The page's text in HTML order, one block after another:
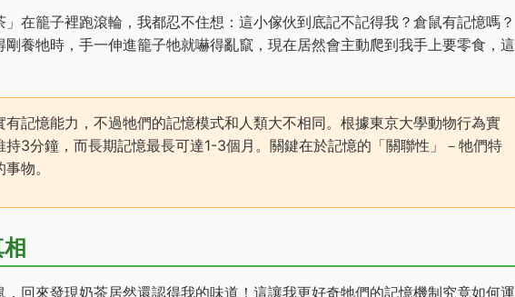
在籠子裡跑滾輪，我都忍不住想：這小傢伙到底記不記得我？倉鼠有記憶嗎？
養牠時，手一伸進籠子牠就嚇得亂竄，現在居然會主動爬到我手上要零食，這
記憶能力，不過牠們的記憶模式和人類大不相同。根據東京大學動物行為實
持3分鐘，而長期記憶最長可達1-3個月。關鍵在於記憶的「關聯性」－牠們特
物。
回來發現奶茶居然還認得我的味道！這讓我更好奇牠們的記憶機制究竟如何運